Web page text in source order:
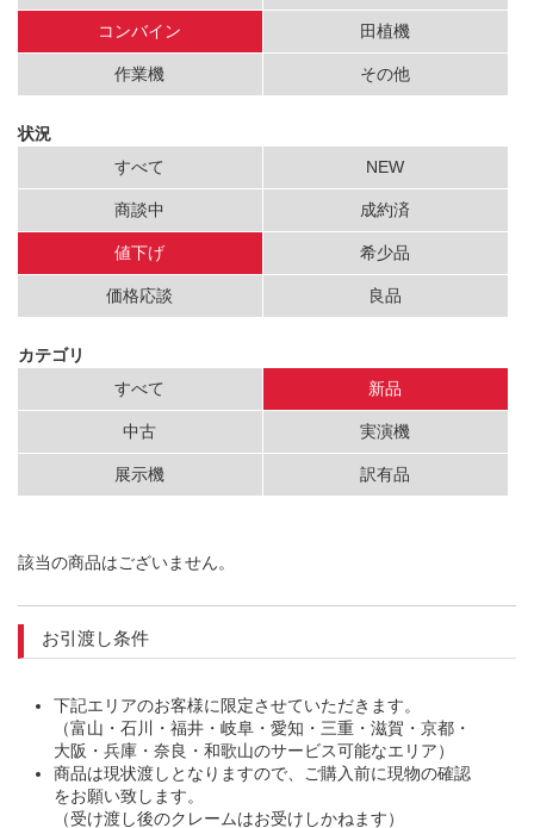
コンバイン 田植機
作業機 その他
状況
すべて
NEW
商談中 成約済
値下げ 希少品
価格応談 良品
カテゴリ
すべて
新品
中古 実演機
展示機 訳有品
該当の商品はございません。
お引渡し条件
下記エリアのお客様に限定させていただきます。
（富山・石川・福井・岐阜・愛知・三重・滋賀・京都・
大阪・兵庫・奈良・和歌山のサービス可能なエリア）
商品は現状渡しとなりますので、ご購入前に現物の確認
をお願い致します。
（受け渡し後のクレームはお受けしかねます）